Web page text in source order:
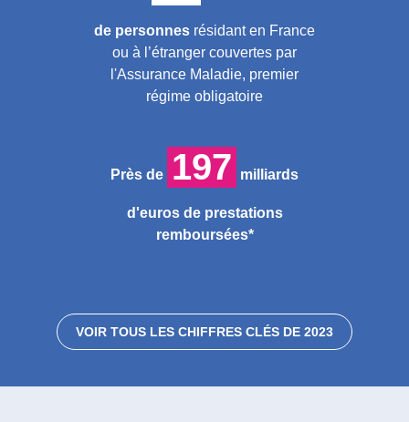
de personnes résidant en France
ou à l’étranger couvertes par
l'Assurance Maladie, premier
régime obligatoire
Près de 197 milliards
d'euros de prestations
remboursées*
VOIR TOUS LES CHIFFRES CLÉS DE 2023